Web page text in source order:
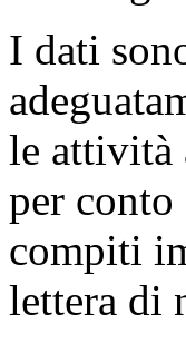
I dati
le attività
per
compiti
lettera di